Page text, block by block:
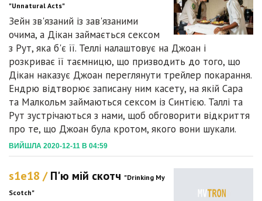
"Unnatural Acts"
Зейн зв'язаний із зав'язаними
очима, а Дікан займається сексом
з Рут, яка б'є її. Теллі налаштовує на Джоан і
розкриває її таємницю, що призводить до того, що
Дікан наказує Джоан переглянути трейлер покарання.
Ендрю відтворює записану ним касету, на якій Сара
та Малкольм займаються сексом із Синтією. Таллі та
Рут зустрічаються з нами, щоб обговорити відкриття
про те, що Джоан була кротом, якого вони шукали.
ВИЙШЛА 2020-12-11 В 04:59
s1e18 /П'ю мій скотч "Drinking My
Scotch"